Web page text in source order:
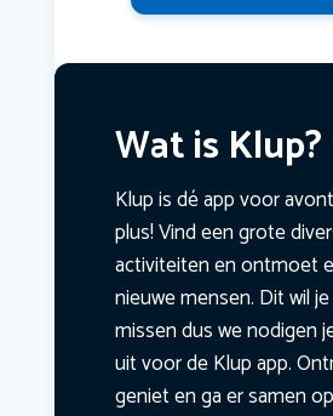
Wat is Klup?
Klup is dé app voor
plus! Vind een grote
activiteiten en ontmoet
nieuwe mensen. Dit wil
missen dus we nodigen
uit voor de Klup app.
geniet en ga er samen